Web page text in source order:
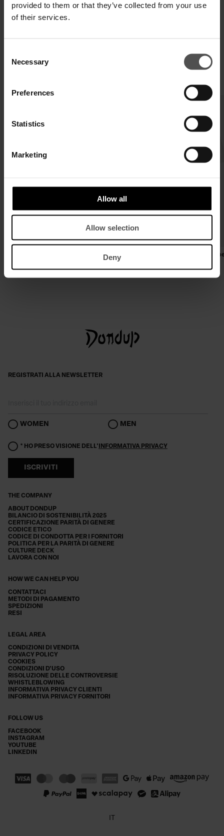
provided to them or that they’ve collected from your use
of their services.
Selection
Necessary
Preferences
Statistics
Marketing
Allow all
Allow selection
Deny
DIGITAL PRODUCT PASSPORT
Biker regular in nappa effetto used
T-shirt girocollo regular in
€ 150,00
€ 230,00
THE COMPANY
ABOUT DONDUP
BILANCIO DI SOSTENIBILITÀ 2025
CERTIFICAZIONE PARITÀ DI GENERE
CODICE ETICO
CODICE DI CONDOTTA PER I FORNITORI
POLITICA PER LA PARITÀ DI GENERE
CULTURE DECK
LAVORA CON NOI
HOW WE CAN HELP YOU
CONTATTACI
METODI DI PAGAMENTO
SPEDIZIONI
RESI
LEGAL AREA
CONDIZIONI DI VENDITA
PRIVACY POLICY
COOKIES
CONDIZIONI D'USO
RISOLUZIONE DELLE CONTROVERSIE
WHISTLEBLOWING
INFORMATIVA PRIVACY CLIENTI
INFORMATIVA PRIVACY FORNITORI
FOLLOW US
FACEBOOK
INSTAGRAM
YOUTUBE
LINKEDIN
REGISTRATI ALLA NEWSLETTER
WOMEN MEN
* HO PRESO VISIONE DELL' INFORMATIVA PRIVACY
ISCRIVITI
IT